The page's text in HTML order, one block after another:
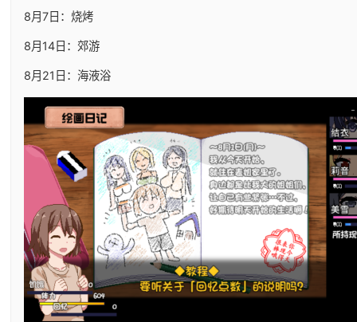
8月7日：烧烤
8月14日：郊游
8月21日：海液浴